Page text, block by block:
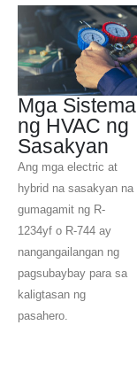
Mga Sistema
ng HVAC ng
Sasakyan
Ang mga electric at
hybrid na sasakyan na
gumagamit ng R-
1234yf o R-744 ay
nangangailangan ng
pagsubaybay para sa
kaligtasan ng
pasahero.